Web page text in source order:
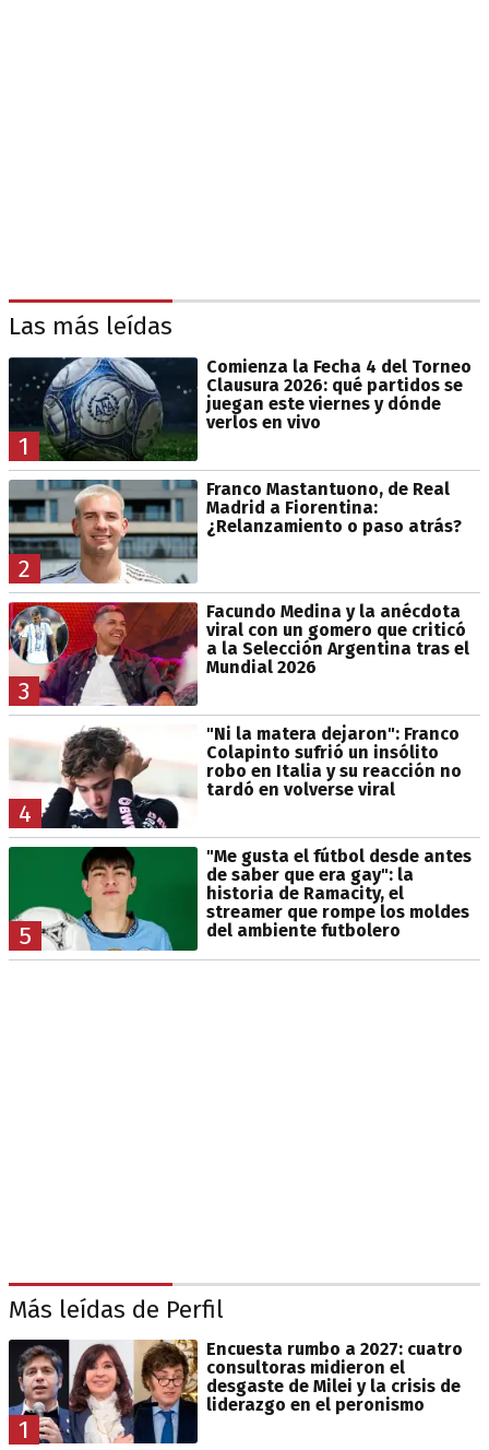
Las más leídas
1
Comienza la Fecha 4 del Torneo
Clausura 2026: qué partidos se
juegan este viernes y dónde
verlos en vivo
2
Franco Mastantuono, de Real
Madrid a Fiorentina:
¿Relanzamiento o paso atrás?
3
Facundo Medina y la anécdota
viral con un gomero que criticó
a la Selección Argentina tras el
Mundial 2026
4
"Ni la matera dejaron": Franco
Colapinto sufrió un insólito
robo en Italia y su reacción no
tardó en volverse viral
5
"Me gusta el fútbol desde antes
de saber que era gay": la
historia de Ramacity, el
streamer que rompe los moldes
del ambiente futbolero
Más leídas de Perfil
1
Encuesta rumbo a 2027: cuatro
consultoras midieron el
desgaste de Milei y la crisis de
liderazgo en el peronismo